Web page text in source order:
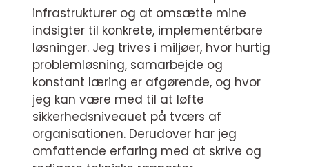
infrastrukturer og at omsætte mine
indsigter til konkrete, implementérbare
løsninger. Jeg trives i miljøer, hvor hurtig
problemløsning, samarbejde og
konstant læring er afgørende, og hvor
jeg kan være med til at løfte
sikkerhedsniveauet på tværs af
organisationen. Derudover har jeg
omfattende erfaring med at skrive og